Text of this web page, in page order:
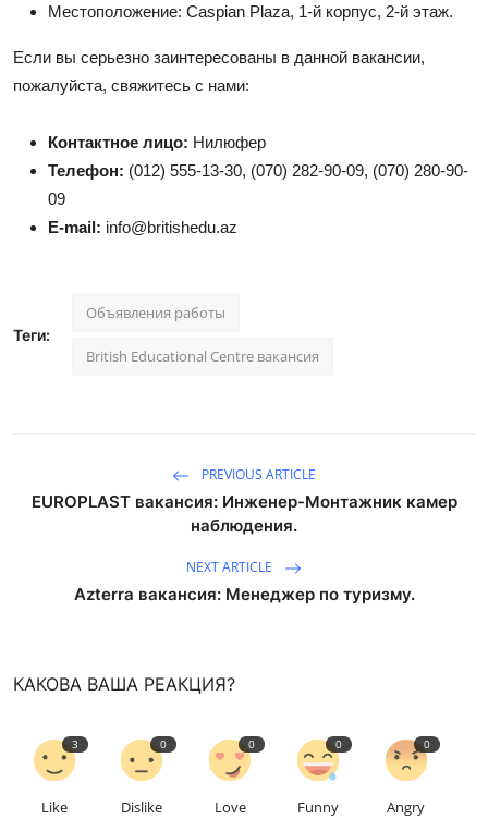
Местоположение: Caspian Plaza, 1-й корпус, 2-й этаж.
Если вы серьезно заинтересованы в данной вакансии,
пожалуйста, свяжитесь с нами:
Контактное лицо: Нилюфер
Телефон: (012) 555-13-30, (070) 282-90-09, (070) 280-90-
09
E-mail: info@britishedu.az
Теги:
Объявления работы
British Educational Centre вакансия
PREVIOUS ARTICLE
EUROPLAST вакансия: Инженер-Монтажник камер
наблюдения.
NEXT ARTICLE
Azterra вакансия: Менеджер по туризму.
КАКОВА ВАША РЕАКЦИЯ?
3
Like
0
Dislike
0
Love
0
Funny
0
Angry